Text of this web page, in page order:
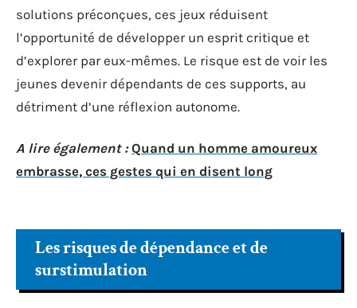
solutions préconçues, ces jeux réduisent
l’opportunité de développer un esprit critique et
d’explorer par eux-mêmes. Le risque est de voir les
jeunes devenir dépendants de ces supports, au
détriment d’une réflexion autonome.
A lire également : Quand un homme amoureux
embrasse, ces gestes qui en disent long
Les risques de dépendance et de
surstimulation